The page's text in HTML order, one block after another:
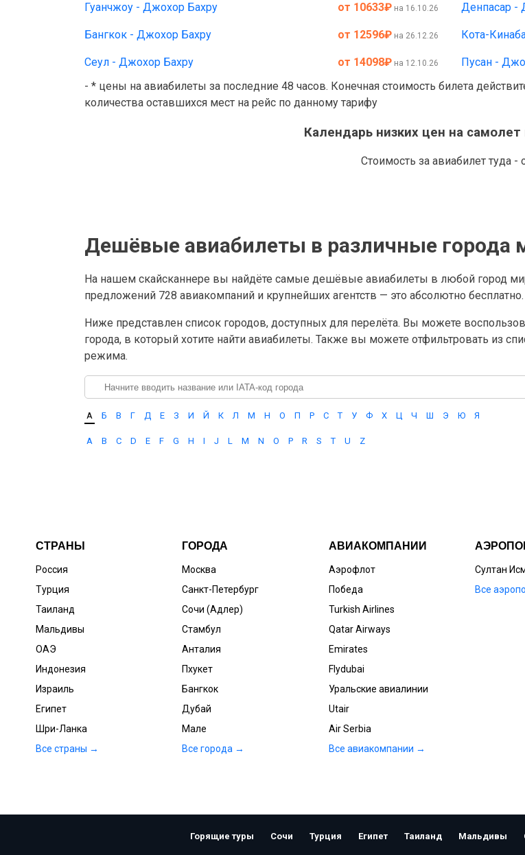
Гуанчжоу - Джохор Бахру от 10633₽ на 16.10.26 Денпасар -
Бангкок - Джохор Бахру от 12596₽ на 26.12.26 Кота-
Сеул - Джохор Бахру от 14098₽ на 12.10.26 Пусан -
- * цены на авиабилеты за последние 48 часов. Конечная стоимость билета
количества оставшихся мест на рейс по данному тарифу
Календарь низких цен на
Стоимость за авиабилет туда -
Дешёвые авиабилеты в различные города
На нашем скайсканнере вы найдёте самые дешёвые авиабилеты в любой город
предложений 728 авиакомпаний и крупнейших агентств — это абсолютно бесплатно.
Ниже представлен список городов, доступных для перелёта. Вы можете
города, в который хотите найти авиабилеты. Также вы можете отфильтровать из
режима.
А Б В Г Д Е З И Й К Л М Н О П Р С Т У Ф Х Ц Ч Ш Э Ю Я
A B C D E F G H I J L M N O P R S T U Z
СТРАНЫ
Россия
Турция
Таиланд
Мальдивы
ОАЭ
Индонезия
Израиль
Египет
Шри-Ланка
Все страны →
ГОРОДА
Москва
Санкт-Петербург
Сочи (Адлер)
Стамбул
Анталия
Пхукет
Бангкок
Дубай
Мале
Все города →
АВИАКОМПАНИИ
Аэрофлот
Победа
Turkish Airlines
Qatar Airways
Emirates
Flydubai
Уральские авиалинии
Utair
Air Serbia
Все авиакомпании →
Султан
Все
Горящие туры Сочи Турция Египет Таиланд Мальдивы